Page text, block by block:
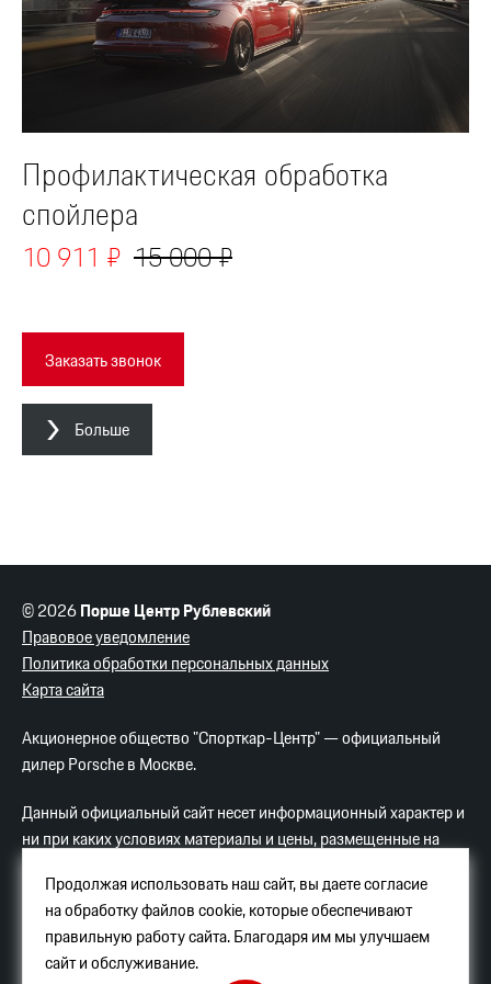
Профилактическая обработка
спойлера
10 911 ₽ 15 000 ₽
Заказать звонок
Больше
© 2026Порше Центр Рублевский
Правовое уведомление
Политика обработки персональных данных
Карта сайта
Акционерное общество "Спорткар-Центр" — официальный
дилер Porsche в Москве.
Данный официальный сайт несет информационный характер и
ни при каких условиях материалы и цены, размещенные на
Услуги хостингаЯндекс-Облако.
Порше Центр Рублевский
Пересечение МКАД и Рублево-Успенского ш.
Продолжая использовать наш сайт, вы даете согласие
на обработку файлов cookie, которые обеспечивают
правильную работу сайта. Благодаря им мы улучшаем
сайт и обслуживание.